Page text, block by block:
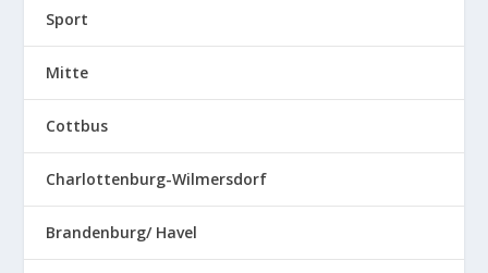
Sport
Mitte
Cottbus
Charlottenburg-Wilmersdorf
Brandenburg/ Havel